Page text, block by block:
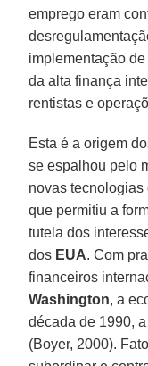
emprego eram
implementação
da alta finança
rentistas e
Esta é a origem
se espalhou pelo
novas
que permitiu a
tutela dos
dos EUA. Com
financeiros
Washington, a
década de 1990,
(Boyer, 2000).